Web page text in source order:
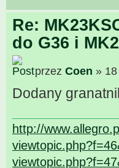
Re:
do G36 i
przez Coen »
Dodany
http://